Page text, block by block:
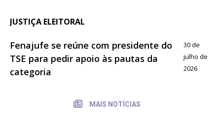
JUSTIÇA ELEITORAL
Fenajufe se reúne com presidente do
TSE para pedir apoio às pautas da
categoria
30 de
julho de
2026
MAIS NOTÍCIAS